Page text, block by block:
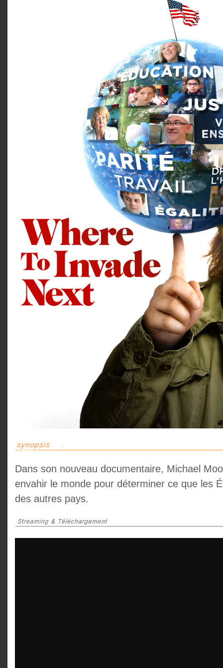
Dans son nouveau documentaire, Michael
envahir le monde pour déterminer ce que les
des autres pays.